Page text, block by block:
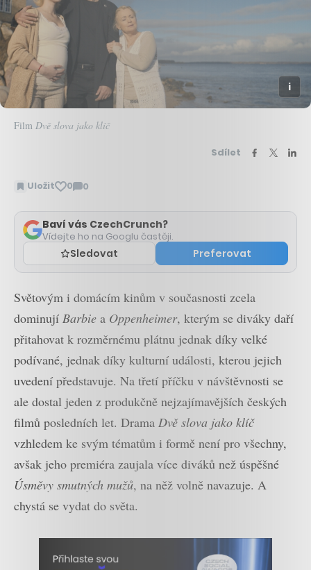
Film Dvě slova jako klíč
Sdílet
Uložit 0 0
Zobrazit
Baví vás CzechCrunch?
Vídejte ho na Googlu častěji.
Sledovat Preferovat
Světovým i domácím kinům v současnosti zcela
dominují Barbie a Oppenheimer, kterým se diváky daří
přitahovat k rozměrnému plátnu jednak díky velké
podívané, jednak díky kulturní události, kterou jejich
uvedení představuje. Na třetí příčku v návštěvnosti se
ale dostal jeden z produkčně nejzajímavějších českých
filmů posledních let. Drama Dvě slova jako klíč
vzhledem ke svým tématům i formě není pro všechny,
avšak jeho premiéra zaujala více diváků než úspěšné
Úsměvy smutných mužů, na něž volně navazuje. A
chystá se vydat do světa.